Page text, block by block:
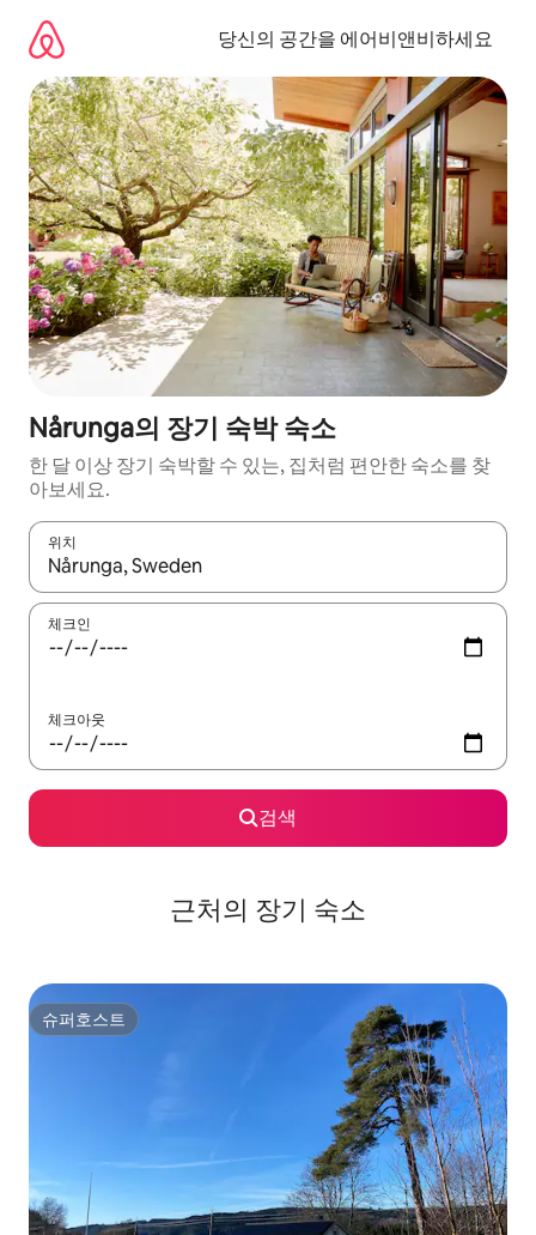
당신의 공간을 에어비앤비하세요
Nårunga의 장기 숙박 숙소
한 달 이상 장기 숙박할 수 있는, 집처럼 편안한 숙소를 찾
아보세요.
위치
결과가 나오면 위·아래 화살표 키를 사용하거나 터치 또는 스와이
체크인
체크아웃
검색
근처의 장기 숙소
슈퍼호스트
슈퍼호스트